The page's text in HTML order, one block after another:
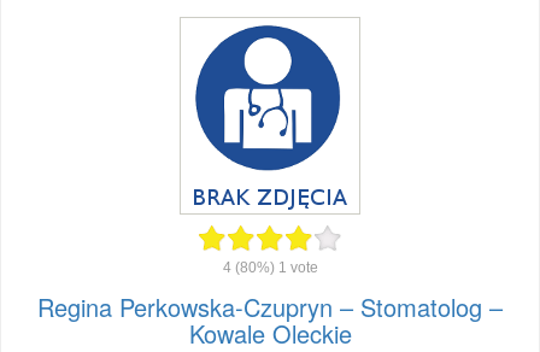
4(80%) 1 vote
Regina Perkowska-Czupryn – Stomatolog –
Kowale Oleckie